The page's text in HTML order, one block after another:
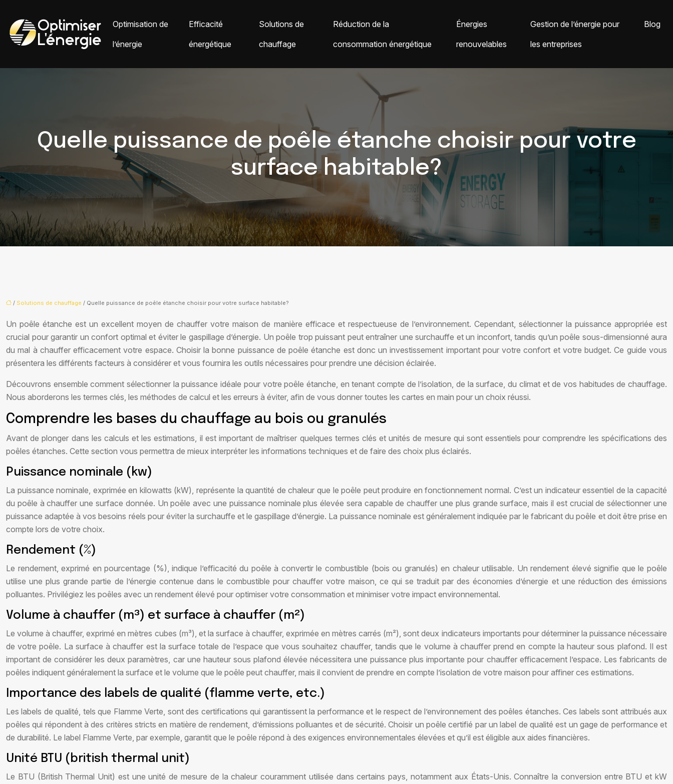
Optimisation de
l’énergie
Efficacité
énergétique
Solutions de
chauffage
Réduction de la
consommation énergétique
Énergies
renouvelables
Gestion de l’énergie pour
les entreprises
Blog
Quelle puissance de poêle étanche choisir pour votre
surface habitable?
/ Solutions de chauffage / Quelle puissance de poêle étanche choisir pour votre surface habitable?
Un poêle étanche est un excellent moyen de chauffer votre maison de manière efficace et respectueuse de l’environnement. Cependant, sélectionner la puissance appropriée est
crucial pour garantir un confort optimal et éviter le gaspillage d’énergie. Un poêle trop puissant peut entraîner une surchauffe et un inconfort, tandis qu’un poêle sous-dimensionné aura
du mal à chauffer efficacement votre espace. Choisir la bonne puissance de poêle étanche est donc un investissement important pour votre confort et votre budget. Ce guide vous
présentera les différents facteurs à considérer et vous fournira les outils nécessaires pour prendre une décision éclairée.
Découvrons ensemble comment sélectionner la puissance idéale pour votre poêle étanche, en tenant compte de l’isolation, de la surface, du climat et de vos habitudes de chauffage.
Nous aborderons les termes clés, les méthodes de calcul et les erreurs à éviter, afin de vous donner toutes les cartes en main pour un choix réussi.
Comprendre les bases du chauffage au bois ou granulés
Avant de plonger dans les calculs et les estimations, il est important de maîtriser quelques termes clés et unités de mesure qui sont essentiels pour comprendre les spécifications des
poêles étanches. Cette section vous permettra de mieux interpréter les informations techniques et de faire des choix plus éclairés.
Puissance nominale (kw)
La puissance nominale, exprimée en kilowatts (kW), représente la quantité de chaleur que le poêle peut produire en fonctionnement normal. C’est un indicateur essentiel de la capacité
du poêle à chauffer une surface donnée. Un poêle avec une puissance nominale plus élevée sera capable de chauffer une plus grande surface, mais il est crucial de sélectionner une
puissance adaptée à vos besoins réels pour éviter la surchauffe et le gaspillage d’énergie. La puissance nominale est généralement indiquée par le fabricant du poêle et doit être prise en
compte lors de votre choix.
Rendement (%)
Le rendement, exprimé en pourcentage (%), indique l’efficacité du poêle à convertir le combustible (bois ou granulés) en chaleur utilisable. Un rendement élevé signifie que le poêle
utilise une plus grande partie de l’énergie contenue dans le combustible pour chauffer votre maison, ce qui se traduit par des économies d’énergie et une réduction des émissions
polluantes. Privilégiez les poêles avec un rendement élevé pour optimiser votre consommation et minimiser votre impact environnemental.
Volume à chauffer (m³) et surface à chauffer (m²)
Le volume à chauffer, exprimé en mètres cubes (m³), et la surface à chauffer, exprimée en mètres carrés (m²), sont deux indicateurs importants pour déterminer la puissance nécessaire
de votre poêle. La surface à chauffer est la surface totale de l’espace que vous souhaitez chauffer, tandis que le volume à chauffer prend en compte la hauteur sous plafond. Il est
important de considérer les deux paramètres, car une hauteur sous plafond élevée nécessitera une puissance plus importante pour chauffer efficacement l’espace. Les fabricants de
poêles indiquent généralement la surface et le volume que le poêle peut chauffer, mais il convient de prendre en compte l’isolation de votre maison pour affiner ces estimations.
Importance des labels de qualité (flamme verte, etc.)
Les labels de qualité, tels que Flamme Verte, sont des certifications qui garantissent la performance et le respect de l’environnement des poêles étanches. Ces labels sont attribués aux
poêles qui répondent à des critères stricts en matière de rendement, d’émissions polluantes et de sécurité. Choisir un poêle certifié par un label de qualité est un gage de performance et
de durabilité. Le label Flamme Verte, par exemple, garantit que le poêle répond à des exigences environnementales élevées et qu’il est éligible aux aides financières.
Unité BTU (british thermal unit)
Le BTU (British Thermal Unit) est une unité de mesure de la chaleur couramment utilisée dans certains pays, notamment aux États-Unis. Connaître la conversion entre BTU et kW